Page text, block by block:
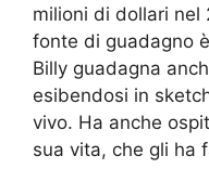
milioni di dollari nel
fonte di guadagno
Billy guadagna
esibendosi in
vivo. Ha anche
sua vita, che gli ha